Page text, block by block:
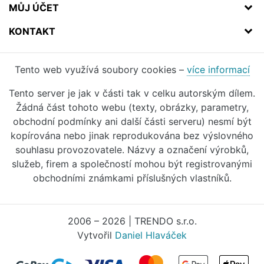
MŮJ ÚČET
KONTAKT
Tento web využívá soubory cookies – více informací
Tento server je jak v části tak v celku autorským dílem.
Žádná část tohoto webu (texty, obrázky, parametry,
obchodní podmínky ani další části serveru) nesmí být
kopírována nebo jinak reprodukována bez výslovného
souhlasu provozovatele. Názvy a označení výrobků,
služeb, firem a společností mohou být registrovanými
obchodními známkami příslušných vlastníků.
2006 – 2026 | TRENDO s.r.o.
Vytvořil Daniel Hlaváček